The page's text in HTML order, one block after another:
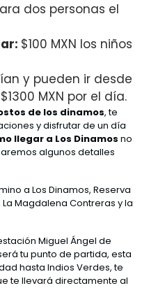
dos personas el
$100 MXN los niños
y pueden ir desde
MXN por el día.
de los dinamos, te
y disfrutar de un día
llegar a Los Dinamos no
algunos detalles
a Los Dinamos, Reserva
Magdalena Contreras y la
Miguel Ángel de
tu punto de partida, esta
hasta Indios Verdes, te
te llevará directamente al